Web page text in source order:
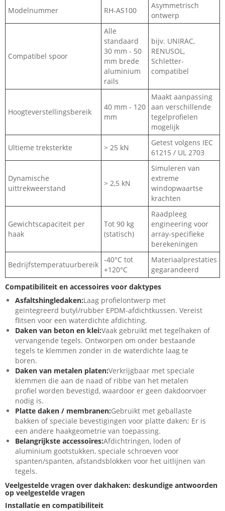
Modelnummer RH-AS100
Asymmetrisch
ontwerp
Compatibel spoor
Alle
standaard
30 mm - 50
mm brede
aluminium
rails
bijv. UNIRAC,
RENUSOL,
Schletter-
compatibel
Hoogteverstellingsbereik
40 mm - 120
mm
Maakt aanpassing
aan verschillende
tegelprofielen
mogelijk
Ultieme treksterkte > 25 kN
Getest volgens IEC
61215 / UL 2703
Dynamische
uittrekweerstand
> 2,5 kN
Simuleren van
extreme
windopwaartse
krachten
Gewichtscapaciteit per
haak
Tot 90 kg
(statisch)
Raadpleeg
engineering voor
array-specifieke
berekeningen
Bedrijfstemperatuurbereik
-40°C tot
+120°C
Materiaalprestaties
gegarandeerd
Compatibiliteit en accessoires voor daktypes
Asfaltshingledaken:Laag profielontwerp met
geïntegreerd butyl/rubber EPDM-afdichtkussen. Vereist
flitsen voor een waterdichte afdichting.
Daken van beton en klei:Vaak gebruikt met tegelhaken of
vervangende tegels. Ontworpen om onder bestaande
tegels te klemmen zonder in de waterdichte laag te
boren.
Daken van metalen platen:Verkrijgbaar met speciale
klemmen die aan de naad of ribbe van het metalen
profiel worden bevestigd, waardoor er geen dakdoorvoer
nodig is.
Platte daken / membranen:Gebruikt met geballaste
bakken of speciale bevestigingen voor platte daken; Er is
een andere haakgeometrie van toepassing.
Belangrijkste accessoires:Afdichtringen, loden of
aluminium gootstukken, speciale schroeven voor
spanten/spanten, afstandsblokken voor het uitlijnen van
tegels.
Veelgestelde vragen over dakhaken: deskundige antwoorden
op veelgestelde vragen
Installatie en compatibiliteit